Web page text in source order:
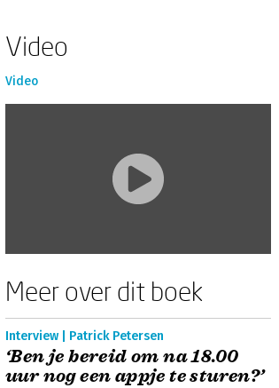
Video
Video
Meer over dit boek
Interview | Patrick Petersen
‘Ben je bereid om na 18.00
uur nog een appje te sturen?’